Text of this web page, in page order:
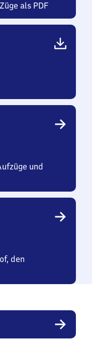
als PDF
und
den